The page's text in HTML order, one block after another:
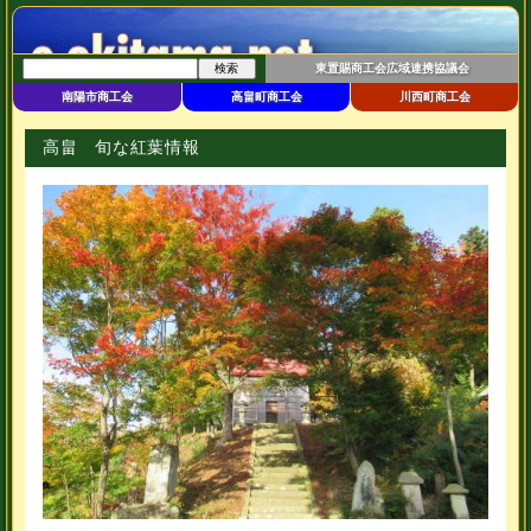
南陽市商工会 高畠町商工会 川西町商工会
東置賜商工会広域連携協議会
高畠 旬な紅葉情報